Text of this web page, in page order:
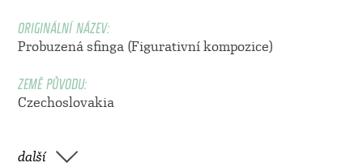
ORIGINÁLNÍ NÁZEV:
Probuzená sfinga (Figurativní kompozice)
ZEMĚ PŮVODU:
Czechoslovakia
další